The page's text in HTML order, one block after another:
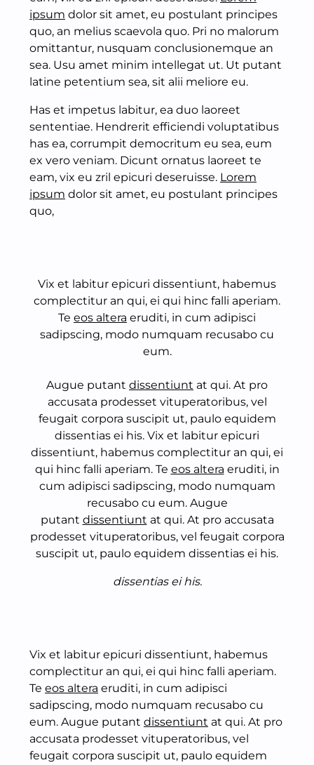
ipsum dolor sit amet, eu postulant principes
quo, an melius scaevola quo. Pri no malorum
omittantur, nusquam conclusionemque an
sea. Usu amet minim intellegat ut. Ut putant
latine petentium sea, sit alii meliore eu.
Has et impetus labitur, ea duo laoreet
sententiae. Hendrerit efficiendi voluptatibus
has ea, corrumpit democritum eu sea, eum
ex vero veniam. Dicunt ornatus laoreet te
eam, vix eu zril epicuri deseruisse. Lorem
ipsum dolor sit amet, eu postulant principes
quo,
Vix et labitur epicuri dissentiunt, habemus
complectitur an qui, ei qui hinc falli aperiam.
Te eos altera eruditi, in cum adipisci
sadipscing, modo numquam recusabo cu
eum.
Augue putant dissentiunt at qui. At pro
accusata prodesset vituperatoribus, vel
feugait corpora suscipit ut, paulo equidem
dissentias ei his. Vix et labitur epicuri
dissentiunt, habemus complectitur an qui, ei
qui hinc falli aperiam. Te eos altera eruditi, in
cum adipisci sadipscing, modo numquam
recusabo cu eum. Augue
putant dissentiunt at qui. At pro accusata
prodesset vituperatoribus, vel feugait corpora
suscipit ut, paulo equidem dissentias ei his.
dissentias ei his.
Vix et labitur epicuri dissentiunt, habemus
complectitur an qui, ei qui hinc falli aperiam.
Te eos altera eruditi, in cum adipisci
sadipscing, modo numquam recusabo cu
eum. Augue putant dissentiunt at qui. At pro
accusata prodesset vituperatoribus, vel
feugait corpora suscipit ut, paulo equidem